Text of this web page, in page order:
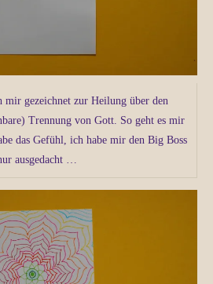
mir gezeichnet zur Heilung über den
Trennung von Gott. So geht es mir
das Gefühl, ich habe mir den Big Boss
ausgedacht …